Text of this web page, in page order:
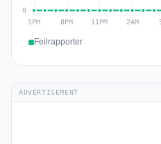
Feilrapporter
ADVERTISEMENT